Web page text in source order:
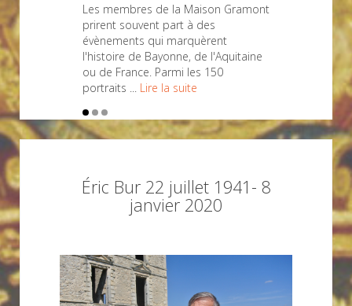
Les membres de la Maison Gramont
prirent souvent part à des
évènements qui marquèrent
l'histoire de Bayonne, de l'Aquitaine
ou de France. Parmi les 150
portraits ... Lire la suite
Éric Bur 22 juillet 1941- 8
janvier 2020